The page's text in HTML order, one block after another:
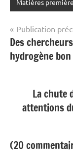
Matières
Navigation
de
l’article
Publication
Des
hydrogène
La chute
attentions
(20